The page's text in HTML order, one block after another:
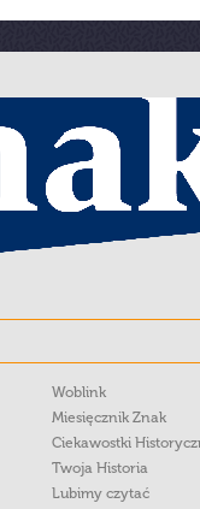
Woblink
Miesięcznik Znak
Ciekawostki
Twoja Historia
Lubimy czytać